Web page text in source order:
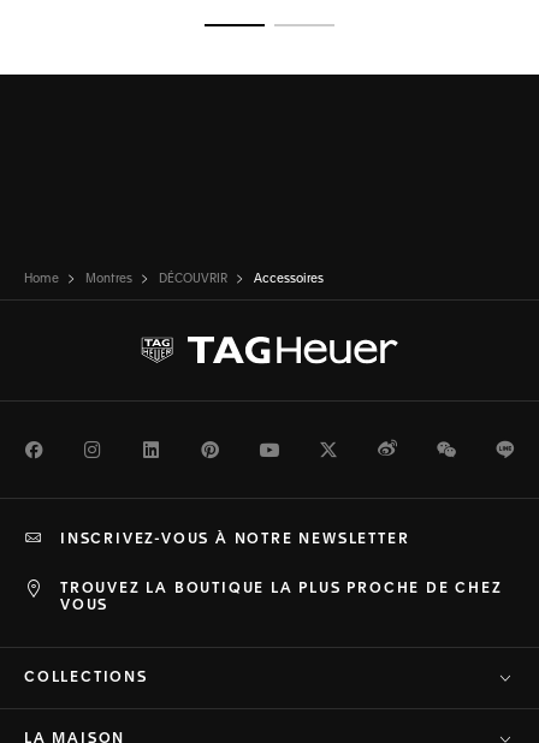
Home Montres DÉCOUVRIR Accessoires
FacebookInstagramLinkedInPinterestYoutubeTwitterWeiboWeChat
TROUVEZ LA BOUTIQUE LA PLUS PROCHE DE CHEZ
VOUS
INSCRIVEZ-VOUS À NOTRE NEWSLETTER
COLLECTIONS
LA MAISON